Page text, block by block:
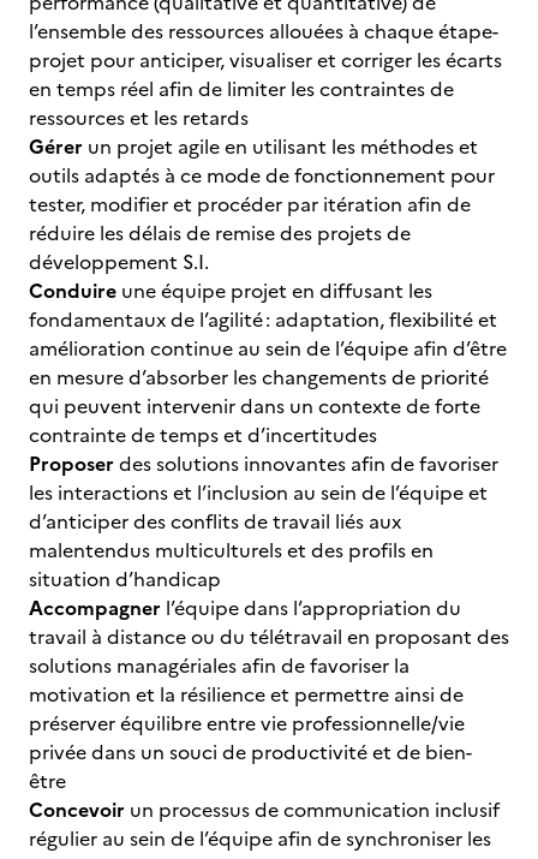
l’ensemble des ressources allouées à chaque étape-
projet pour anticiper, visualiser et corriger les écarts
en temps réel afin de limiter les contraintes de
ressources et les retards
Gérer un projet agile en utilisant les méthodes et
outils adaptés à ce mode de fonctionnement pour
tester, modifier et procéder par itération afin de
réduire les délais de remise des projets de
développement S.I.
Conduire une équipe projet en diffusant les
fondamentaux de l’agilité : adaptation, flexibilité et
amélioration continue au sein de l’équipe afin d’être
en mesure d’absorber les changements de priorité
qui peuvent intervenir dans un contexte de forte
contrainte de temps et d’incertitudes
Proposer des solutions innovantes afin de favoriser
les interactions et l’inclusion au sein de l’équipe et
d’anticiper des conflits de travail liés aux
malentendus multiculturels et des profils en
situation d’handicap
Accompagner l’équipe dans l’appropriation du
travail à distance ou du télétravail en proposant des
solutions managériales afin de favoriser la
motivation et la résilience et permettre ainsi de
préserver équilibre entre vie professionnelle/vie
privée dans un souci de productivité et de bien-
être
Concevoir un processus de communication inclusif
régulier au sein de l’équipe afin de synchroniser les